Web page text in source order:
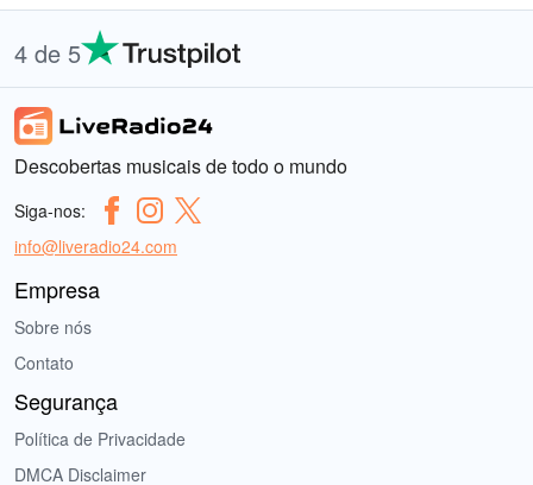
4 de 5
Descobertas musicais de todo o mundo
Siga-nos:
info@liveradio24.com
Empresa
Sobre nós
Contato
Segurança
Política de Privacidade
DMCA Disclaimer